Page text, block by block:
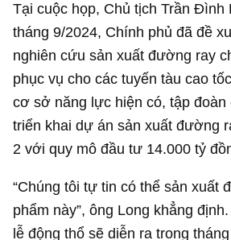
Tại cuộc họp, Chủ tịch Trần Đình
tháng 9/2024, Chính phủ đã đề
nghiên cứu sản xuất đường ray
phục vụ cho các tuyến tàu cao
cơ sở năng lực hiện có, tập đoàn
triển khai dự án sản xuất đường
2 với quy mô đầu tư 14.000 tỷ
“Chúng tôi tự tin có thể sản xuất
phẩm này”, ông Long khẳng
lễ động thổ sẽ diễn ra trong